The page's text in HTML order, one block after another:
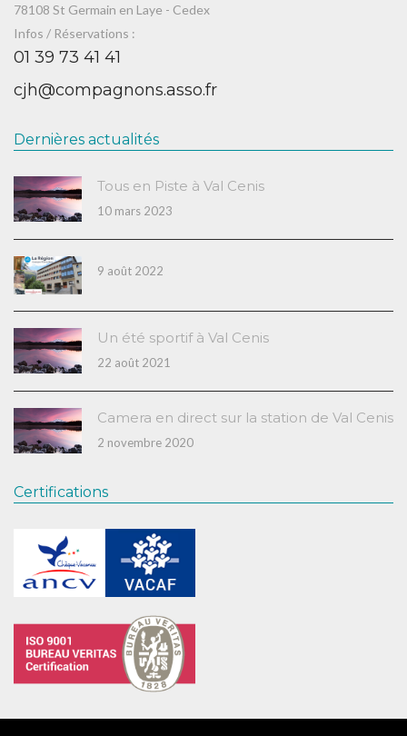
78108 St Germain en Laye - Cedex
Infos / Réservations :
01 39 73 41 41
cjh@compagnons.asso.fr
Dernières actualités
Tous en Piste à Val Cenis
10 mars 2023
9 août 2022
Un été sportif à Val Cenis
22 août 2021
Camera en direct sur la station de Val Cenis
2 novembre 2020
Certifications